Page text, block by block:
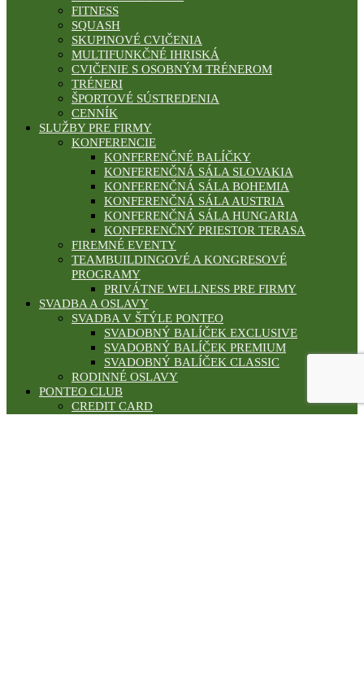
FITNESS
SQUASH
SKUPINOVÉ CVIČENIA
MULTIFUNKČNÉ IHRISKÁ
CVIČENIE S OSOBNÝM TRÉNEROM
TRÉNERI
ŠPORTOVÉ SÚSTREDENIA
CENNÍK
SLUŽBY PRE FIRMY
KONFERENCIE
KONFERENČNÉ BALÍČKY
KONFERENČNÁ SÁLA SLOVAKIA
KONFERENČNÁ SÁLA BOHEMIA
KONFERENČNÁ SÁLA AUSTRIA
KONFERENČNÁ SÁLA HUNGARIA
KONFERENČNÝ PRIESTOR TERASA
FIREMNÉ EVENTY
TEAMBUILDINGOVÉ A KONGRESOVÉ
PROGRAMY
PRIVÁTNE WELLNESS PRE FIRMY
SVADBA A OSLAVY
SVADBA V ŠTÝLE PONTEO
SVADOBNÝ BALÍČEK EXCLUSIVE
SVADOBNÝ BALÍČEK PREMIUM
SVADOBNÝ BALÍČEK CLASSIC
RODINNÉ OSLAVY
PONTEO CLUB
CREDIT CARD